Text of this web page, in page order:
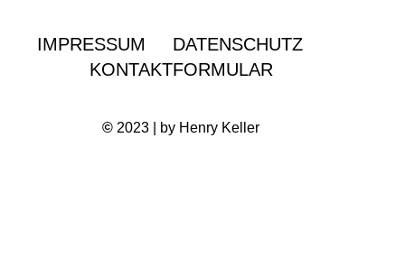
IMPRESSUM
DATENSCHUTZ
KONTAKTFORMULAR
© 2023 | by Henry Keller